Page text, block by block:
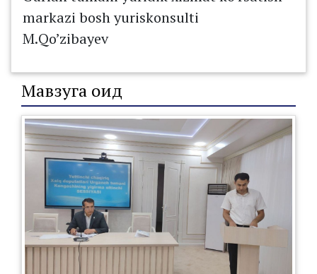
markazi bosh yuriskonsulti
M.Qo’zibayev
Мавзуга оид